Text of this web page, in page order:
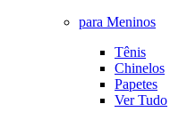
para Meninos
Tênis
Chinelos
Papetes
Ver Tudo